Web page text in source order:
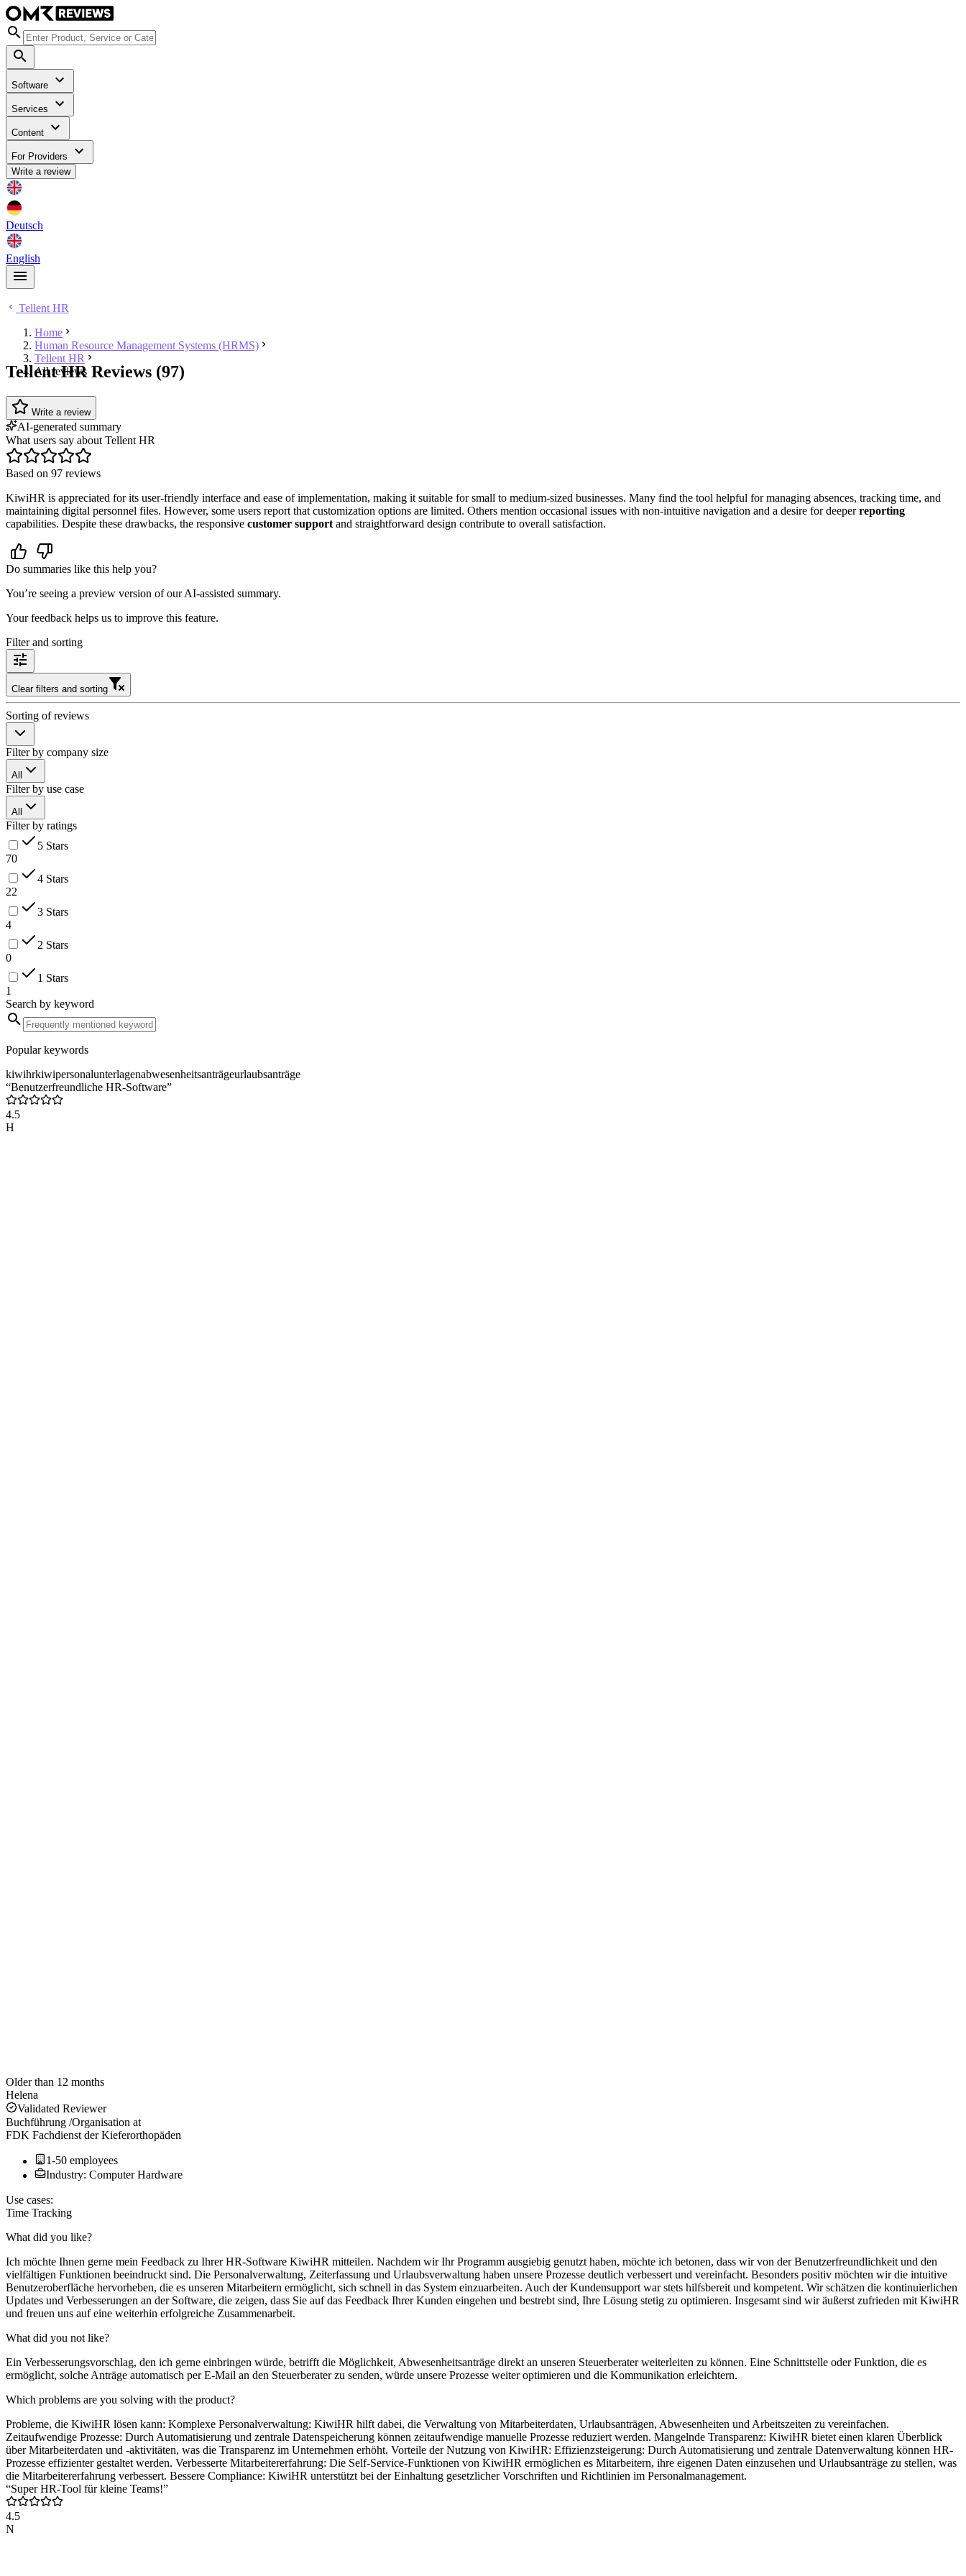
Software
Services
Content
For Providers
Write a review
Deutsch
English
Tellent HR
Home
Human Resource Management Systems (HRMS)
Tellent HR
All reviews
Tellent HR Reviews (97)
Write a review
AI-generated summary
What users say about Tellent HR
Based on 97 reviews
KiwiHR is appreciated for its user-friendly interface and ease of implementation, making it suitable for small to medium-sized businesses. Many find the tool helpful for managing absences, tracking time, and
maintaining digital personnel files. However, some users report that customization options are limited. Others mention occasional issues with non-intuitive navigation and a desire for deeperreporting
capabilities. Despite these drawbacks, the responsive customer support and straightforward design contribute to overall satisfaction.
Do summaries like this help you?
You’re seeing a preview version of our AI-assisted summary.
Your feedback helps us to improve this feature.
Filter and sorting
Clear filters and sorting
Sorting of reviews
Filter by company size
All
Filter by use case
All
Filter by ratings
5 Stars
70
4 Stars
22
3 Stars
4
2 Stars
0
1 Stars
1
Search by keyword
Popular keywords
kiwihrkiwipersonalunterlagenabwesenheitsanträgeurlaubsanträge
“Benutzerfreundliche HR-Software”
4.5
H
Older than 12 months
Helena
Validated Reviewer
Buchführung /Organisation at
FDK Fachdienst der Kieferorthopäden
1-50 employees
Industry: Computer Hardware
Use cases:
Time Tracking
What did you like?
Ich möchte Ihnen gerne mein Feedback zu Ihrer HR-Software KiwiHR mitteilen. Nachdem wir Ihr Programm ausgiebig genutzt haben, möchte ich betonen, dass wir von der Benutzerfreundlichkeit und den
vielfältigen Funktionen beeindruckt sind. Die Personalverwaltung, Zeiterfassung und Urlaubsverwaltung haben unsere Prozesse deutlich verbessert und vereinfacht. Besonders positiv möchten wir die intuitive
Benutzeroberfläche hervorheben, die es unseren Mitarbeitern ermöglicht, sich schnell in das System einzuarbeiten. Auch der Kundensupport war stets hilfsbereit und kompetent. Wir schätzen die kontinuierlichen
Updates und Verbesserungen an der Software, die zeigen, dass Sie auf das Feedback Ihrer Kunden eingehen und bestrebt sind, Ihre Lösung stetig zu optimieren. Insgesamt sind wir äußerst zufrieden mit KiwiHR
und freuen uns auf eine weiterhin erfolgreiche Zusammenarbeit.
What did you not like?
Ein Verbesserungsvorschlag, den ich gerne einbringen würde, betrifft die Möglichkeit, Abwesenheitsanträge direkt an unseren Steuerberater weiterleiten zu können. Eine Schnittstelle oder Funktion, die es
ermöglicht, solche Anträge automatisch per E-Mail an den Steuerberater zu senden, würde unsere Prozesse weiter optimieren und die Kommunikation erleichtern.
Which problems are you solving with the product?
Probleme, die KiwiHR lösen kann: Komplexe Personalverwaltung: KiwiHR hilft dabei, die Verwaltung von Mitarbeiterdaten, Urlaubsanträgen, Abwesenheiten und Arbeitszeiten zu vereinfachen.
Zeitaufwendige Prozesse: Durch Automatisierung und zentrale Datenspeicherung können zeitaufwendige manuelle Prozesse reduziert werden. Mangelnde Transparenz: KiwiHR bietet einen klaren Überblick
über Mitarbeiterdaten und -aktivitäten, was die Transparenz im Unternehmen erhöht. Vorteile der Nutzung von KiwiHR: Effizienzsteigerung: Durch Automatisierung und zentrale Datenverwaltung können HR-
Prozesse effizienter gestaltet werden. Verbesserte Mitarbeitererfahrung: Die Self-Service-Funktionen von KiwiHR ermöglichen es Mitarbeitern, ihre eigenen Daten einzusehen und Urlaubsanträge zu stellen, was
die Mitarbeitererfahrung verbessert. Bessere Compliance: KiwiHR unterstützt bei der Einhaltung gesetzlicher Vorschriften und Richtlinien im Personalmanagement.
“Super HR-Tool für kleine Teams!”
4.5
N